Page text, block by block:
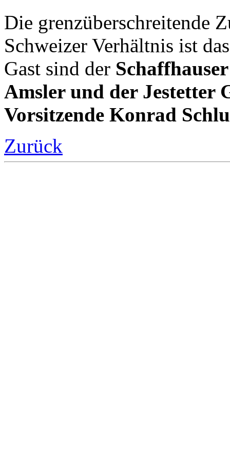
Die grenzüberschreitende
Schweizer Verhältnis ist
Gast sind der
Amsler und der Jestetter
Vorsitzende Konrad
Zurück